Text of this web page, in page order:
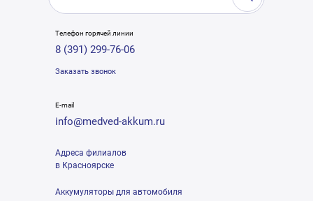
Телефон горячей линии
8 (391) 299-76-06
Заказать звонок
E-mail
info@medved-akkum.ru
Адреса филиалов
в Красноярске
Аккумуляторы для автомобиля